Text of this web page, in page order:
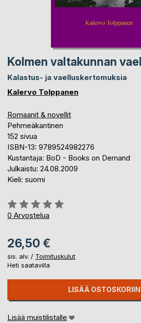
Kolmen valtakunnan
Kalastus- ja vaelluskertomuksia
Kalervo Tolppanen
Romaanit & novellit
Pehmeäkantinen
152 sivua
ISBN-13: 9789524982276
Kustantaja: BoD - Books on Demand
Julkaistu: 24.08.2009
Kieli: suomi
Arvostelu::
0%
0 Arvostelua
26,50 €
sis. alv. / Toimituskulut
Heti saatavilla
LISÄÄ OSTOSKORIIN
Lisää muistilistalle